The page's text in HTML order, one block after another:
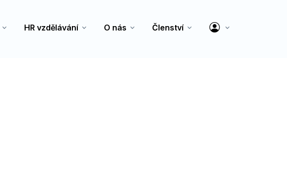
HR vzdělávání O nás Členství